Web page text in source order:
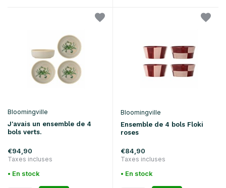
Bloomingville
J'avais un ensemble de 4
bols verts.
€94,90
Taxes incluses
• En stock
Bloomingville
Ensemble de 4 bols Floki
roses
€84,90
Taxes incluses
• En stock